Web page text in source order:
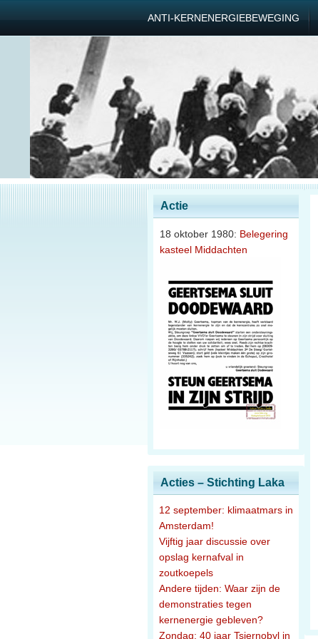
ANTI-KERNENERGIEBEWEGING
Actie
18 oktober 1980: Belegering
kasteel Middachten
Acties – Stichting Laka
12 september: klimaatmars in
Amsterdam!
Vijftig jaar discussie over
opslag kernafval in
zoutkoepels
Andere tijden: Waar zijn de
demonstraties tegen
kernenergie gebleven?
Zondag: 40 jaar Tsjernobyl in